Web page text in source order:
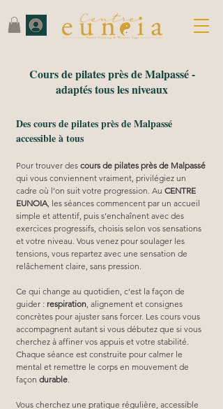
Cours de pilates près de Malpassé -
adaptés tous les niveaux
Des cours de pilates près de Malpassé
accessible à tous
Pour trouver des cours de pilates près de Malpassé
qui vous conviennent vraiment, privilégiez un
cadre où l’on suit votre progression. Au CENTRE
EUNOIA, les séances commencent par un accueil
simple et attentif, puis s’enchaînent avec des
exercices progressifs, choisis selon vos sensations
et votre niveau. Vous venez pour soulager les
tensions, vous repartez avec une sensation de
relâchement claire, sans pression.
Ce qui change au quotidien, c’est la façon de
guider : respiration , alignement et consignes
concrètes pour ajuster sans forcer. Les cours vous
accompagnent autant si vous débutez que si vous
cherchez à affiner vos appuis et votre stabilité.
Chaque séance est construite pour calmer le
mental et remettre le corps en mouvement de
façon durable
Vous cherchez une pratique régulière, accessible